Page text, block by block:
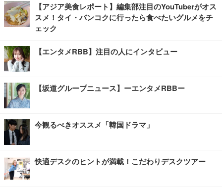
【アジア美食レポート】編集部注目のYouTuberがオス
スメ！タイ・バンコクに行ったら食べたいグルメをチ
ェック
【エンタメRBB】注目の人にインタビュー
【坂道グループニュース】ーエンタメRBBー
今観るべきオススメ「韓国ドラマ」
快適デスクのヒントが満載！こだわりデスクツアー